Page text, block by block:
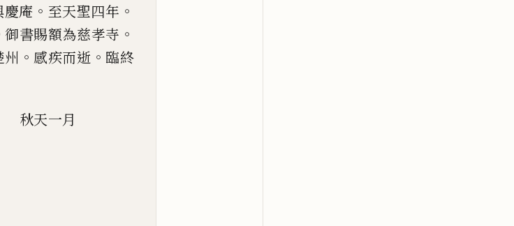
慶庵 。 至天聖四年 。
御書賜額為慈孝寺 。
州 。 感疾而逝 。 臨終
秋天一月